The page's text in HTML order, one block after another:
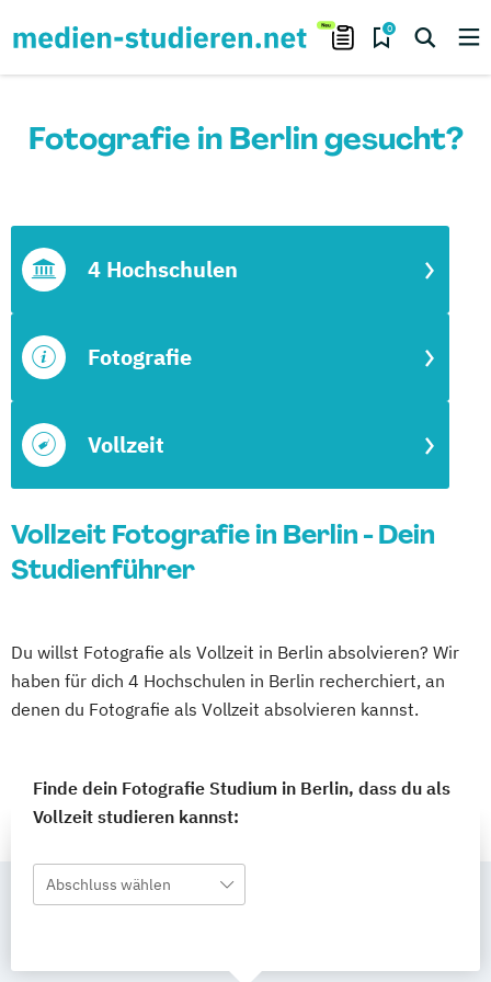
0
Fotografie in Berlin gesucht?
Vollzeit
Fotografie
4 Hochschulen
Vollzeit Fotografie in Berlin - Dein
Studienführer
Du willst Fotografie als Vollzeit in Berlin absolvieren? Wir
haben für dich 4 Hochschulen in Berlin recherchiert, an
denen du Fotografie als Vollzeit absolvieren kannst.
Finde dein Fotografie Studium in Berlin, dass du als
Vollzeit studieren kannst:
Abschluss wählen